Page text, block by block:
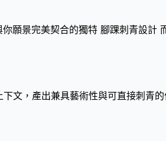
願景完美契合的獨特 腳踝刺青設計
文，產出兼具藝術性與可直接刺青的